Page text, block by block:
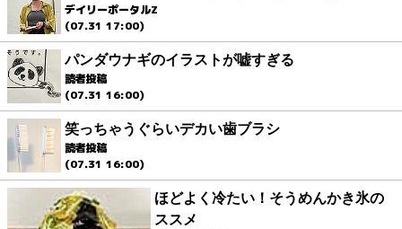
デイリーポータルZ
(07.31 17:00)
パンダウナギのイラストが嘘すぎる
読者投稿
(07.31 16:00)
笑っちゃうぐらいデカい歯ブラシ
読者投稿
(07.31 16:00)
ほどよく冷たい！そうめんかき氷の
ススメ